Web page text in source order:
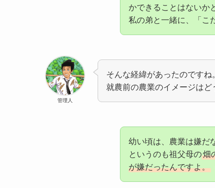
かできることはないか
私の弟と一緒に、「こ
管理人
そんな経緯があったのですね
就農前の農業のイメージはど
幼い頃は、農業は嫌だ
というのも祖父母の畑
が嫌だったんですよ。